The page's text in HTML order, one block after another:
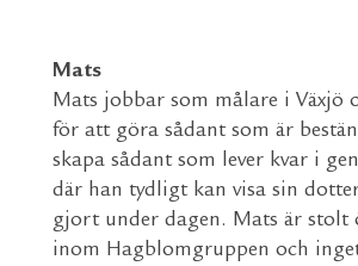
Mats
Mats jobbar som målare i Växjö
för att göra sådant som är
skapa sådant som lever kvar i
där han tydligt kan visa sin
gjort under dagen. Mats är stolt
inom Hagblomgruppen och